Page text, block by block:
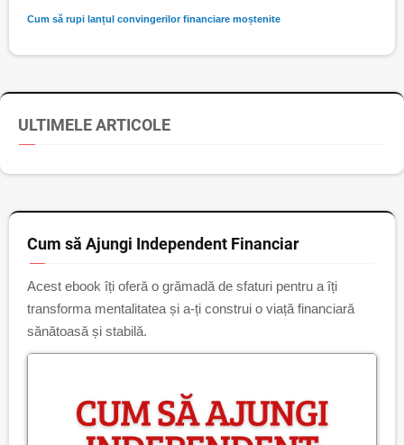
Cum să rupi lanțul convingerilor financiare moștenite
ULTIMELE ARTICOLE
Cum să Ajungi Independent Financiar
Acest ebook îți oferă o grămadă de sfaturi pentru a îți
transforma mentalitatea și a-ți construi o viață financiară
sănătoasă și stabilă.